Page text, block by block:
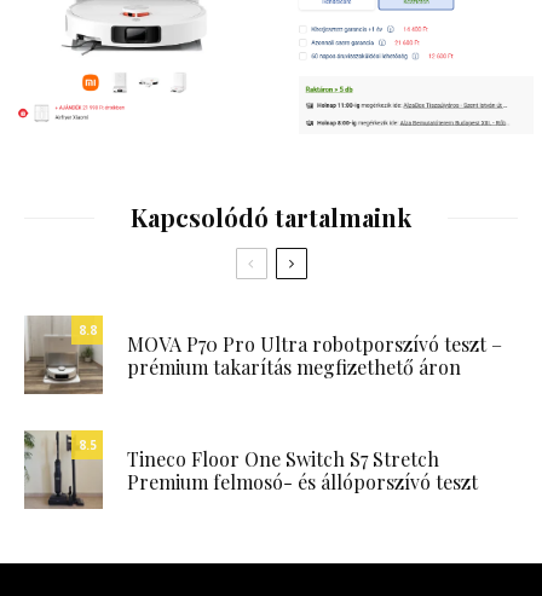
Kapcsolódó tartalmaink
8.8
MOVA P70 Pro Ultra robotporszívó teszt –
prémium takarítás megfizethető áron
8.5
Tineco Floor One Switch S7 Stretch
Premium felmosó- és állóporszívó teszt